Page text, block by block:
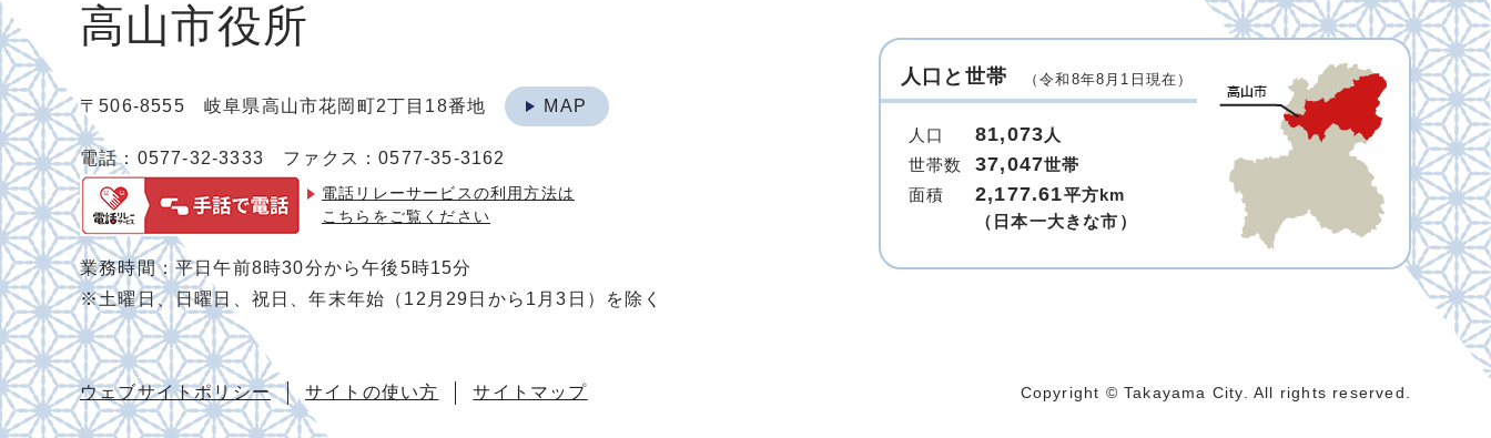
高山市役所
〒506-8555 岐阜県高山市花岡町2丁目18番地 MAP
電話：0577-32-3333 ファクス：0577-35-3162
電話リレーサービスの利用方法は
こちらをご覧ください
業務時間：平日午前8時30分から午後5時15分
※土曜日、日曜日、祝日、年末年始（12月29日から1月3日）を除く
人口と世帯 （令和8年8月1日現在）
人口 81,073 人
世帯数
37,047世帯
面積
2,177.61平方km
（日本一大きな市）
ウェブサイトポリシー サイトの使い方 サイトマップ Copyright © Takayama City. All rights reserved.